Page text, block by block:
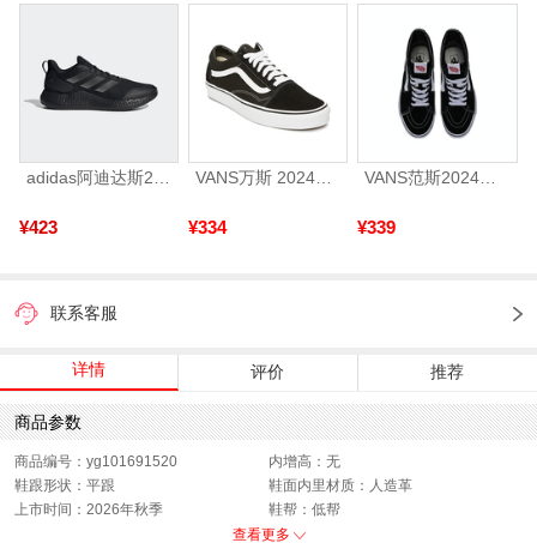
adidas阿迪达斯2025中性edge gamedaySPW FTW-跑步GW2499
¥423
VANS万斯 2024年新款中性OldSkool帆布鞋/硫化鞋VN000D3HY28（延续款）
¥334
VANS范斯2024中性SK8-HiCL帆布鞋/硫化鞋VN000D5IB8C
¥339
联系客服
详情 评价 推荐
商品参数
商品编号：yg101691520
内增高：无
鞋跟形状：平跟
鞋面内里材质：人造革
上市时间：2026年秋季
鞋帮：低帮
参考鞋宽(女)：9.5CM
查看更多